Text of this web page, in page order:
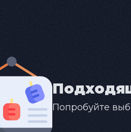
Попробуйте